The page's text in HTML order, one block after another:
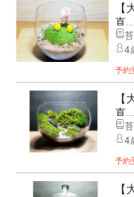
直...
4
予約
直...
4
予約